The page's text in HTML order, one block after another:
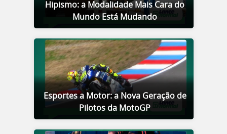
Hipismo: a Modalidade Mais Cara do
Mundo Está Mudando
Esportes a Motor: a Nova Geração de
Pilotos da MotoGP